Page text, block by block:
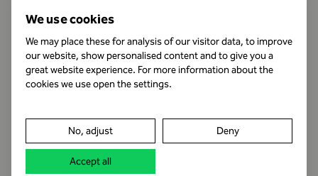
Öffnungszeiten
Datenschutz
Rechtshinweis
We use cookies
We may place these for analysis of our visitor data, to improve
our website, show personalised content and to give you a
great website experience. For more information about the
cookies we use open the settings.
No, adjust Deny
Accept all